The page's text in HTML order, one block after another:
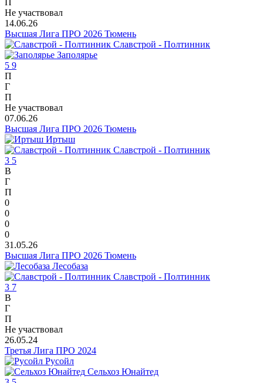
П
Не участвовал
14.06.26
Высшая Лига ПРО 2026 Тюмень
Славстрой - Полтинник
Заполярье
5 9
П
Г
П
Не участвовал
07.06.26
Высшая Лига ПРО 2026 Тюмень
Иртыш
Славстрой - Полтинник
3 5
В
Г
П
0
0
0
0
31.05.26
Высшая Лига ПРО 2026 Тюмень
Лесобаза
Славстрой - Полтинник
3 7
В
Г
П
Не участвовал
26.05.24
Третья Лига ПРО 2024
Русойл
Сельхоз Юнайтед